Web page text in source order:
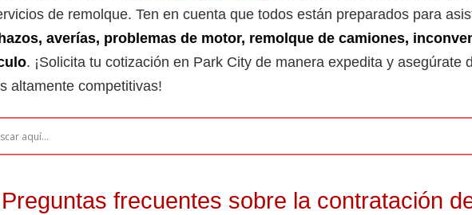
de remolque. Ten en cuenta que todos están preparados para
averías, problemas de motor, remolque de camiones,
. ¡Solicita tu cotización en Park City de manera expedita y asegúrate
altamente competitivas!
Preguntas frecuentes sobre la contratación